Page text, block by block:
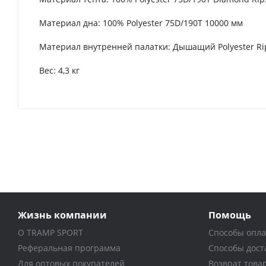
Материал дна: 100% Polyester 75D/190T 10000 мм
Материал внутренней палатки: Дышащий Polyester
Вес: 4,3 кг
Жизнь компании
О TRAMP SPORT
Реферальная программа
Для оптовых покупателей
Помощь
Способы
Способы
Возврат